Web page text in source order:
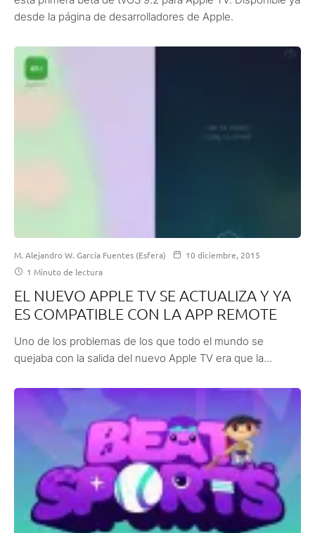
desde la página de desarrolladores de Apple.
M. Alejandro W. García Fuentes (Esfera)
10 diciembre, 2015
1 Minuto de lectura
EL NUEVO APPLE TV SE ACTUALIZA Y YA
ES COMPATIBLE CON LA APP REMOTE
Uno de los problemas de los que todo el mundo se
quejaba con la salida del nuevo Apple TV era que la...